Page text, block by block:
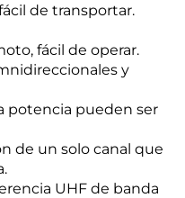
de transportar.
fácil de operar.
y
potencia pueden ser
de un solo canal que
UHF de banda